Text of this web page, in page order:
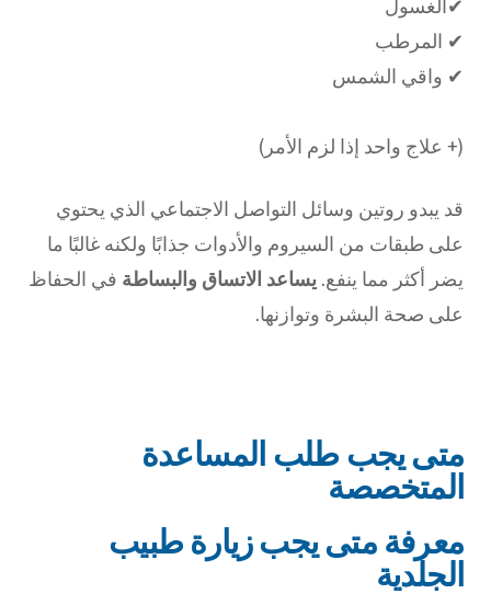
✔الغسول
✔ المرطب
✔ واقي الشمس
(+ علاج واحد إذا لزم الأمر)
قد يبدو روتين وسائل التواصل الاجتماعي الذي يحتوي
على طبقات من السيروم والأدوات جذابًا ولكنه غالبًا ما
يضر أكثر مما ينفع. يساعد الاتساق والبساطة في الحفاظ
على صحة البشرة وتوازنها.
متى يجب طلب المساعدة
المتخصصة
معرفة متى يجب زيارة طبيب
الجلدية